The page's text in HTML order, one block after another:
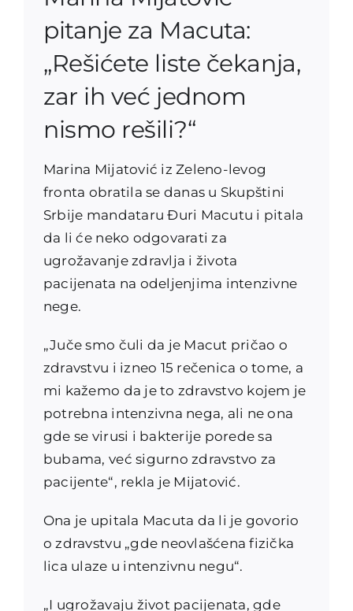
pitanje za Macuta:
„Rešićete liste čekanja,
zar ih već jednom
nismo rešili?“
Marina Mijatović iz Zeleno-levog
fronta obratila se danas u Skupštini
Srbije mandataru Đuri Macutu i pitala
da li će neko odgovarati za
ugrožavanje zdravlja i života
pacijenata na odeljenjima intenzivne
nege.
„Juče smo čuli da je Macut pričao o
zdravstvu i izneo 15 rečenica o tome, a
mi kažemo da je to zdravstvo kojem je
potrebna intenzivna nega, ali ne ona
gde se virusi i bakterije porede sa
bubama, već sigurno zdravstvo za
pacijente“, rekla je Mijatović.
Ona je upitala Macuta da li je govorio
o zdravstvu „gde neovlašćena fizička
lica ulaze u intenzivnu negu“.
„I ugrožavaju život pacijenata, gde